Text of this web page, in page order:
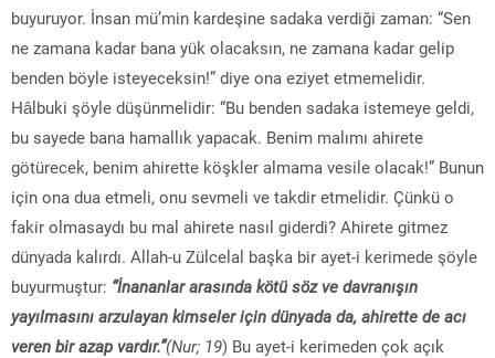
buyuruyor. İnsan mü’min kardeşine sadaka verdiği zaman: “Sen
ne zamana kadar bana yük olacaksın, ne zamana kadar gelip
benden böyle isteyeceksin!” diye ona eziyet etmemelidir.
Hâlbuki şöyle düşünmelidir: “Bu benden sadaka istemeye geldi,
bu sayede bana hamallık yapacak. Benim malımı ahirete
götürecek, benim ahirette köşkler almama vesile olacak!” Bunun
için ona dua etmeli, onu sevmeli ve takdir etmelidir. Çünkü o
fakir olmasaydı bu mal ahirete nasıl giderdi? Ahirete gitmez
dünyada kalırdı. Allah-u Zülcelal başka bir ayet-i kerimede şöyle
buyurmuştur: “İnananlar arasında kötü söz ve davranışın
yayılmasını arzulayan kimseler için dünyada da, ahirette de acı
veren bir azap vardır.”(Nur; 19) Bu ayet-i kerimeden çok açık